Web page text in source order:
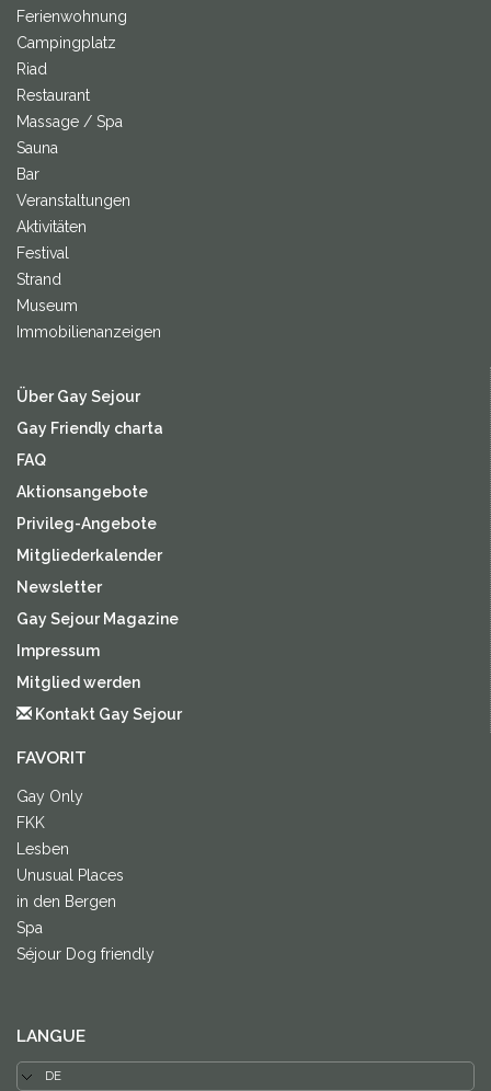
Ferienwohnung
Campingplatz
Riad
Restaurant
Massage / Spa
Sauna
Bar
Veranstaltungen
Aktivitäten
Festival
Strand
Museum
Immobilienanzeigen
Über Gay Sejour
Gay Friendly charta
FAQ
Aktionsangebote
Privileg-Angebote
Mitgliederkalender
Newsletter
Gay Sejour Magazine
Impressum
Mitglied werden
Kontakt Gay Sejour
FAVORIT
Gay Only
FKK
Lesben
Unusual Places
in den Bergen
Spa
Séjour Dog friendly
LANGUE